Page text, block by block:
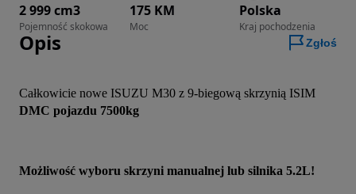
2 999 cm3
Pojemność skokowa
175 KM
Moc
Polska
Kraj pochodzenia
Opis Zgłoś
Całkowicie nowe ISUZU M30 z 9-biegową skrzynią ISIM
DMC pojazdu 7500kg
Możliwość wyboru skrzyni manualnej lub silnika 5.2L!